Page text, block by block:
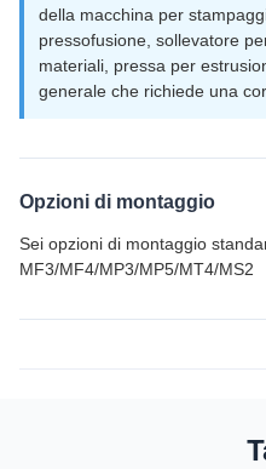
della macchina per
pressofusione, sollevatore
materiali, pressa per
generale che richiede una
Opzioni di montaggio
Sei opzioni di montaggio
MF3/MF4/MP3/MP5/MT4/MS2